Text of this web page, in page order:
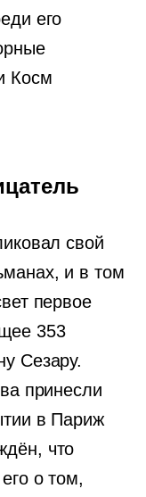
его
Косм
свой
и в том
первое
353
Сезару.
принесли
в Париж
что
о том,